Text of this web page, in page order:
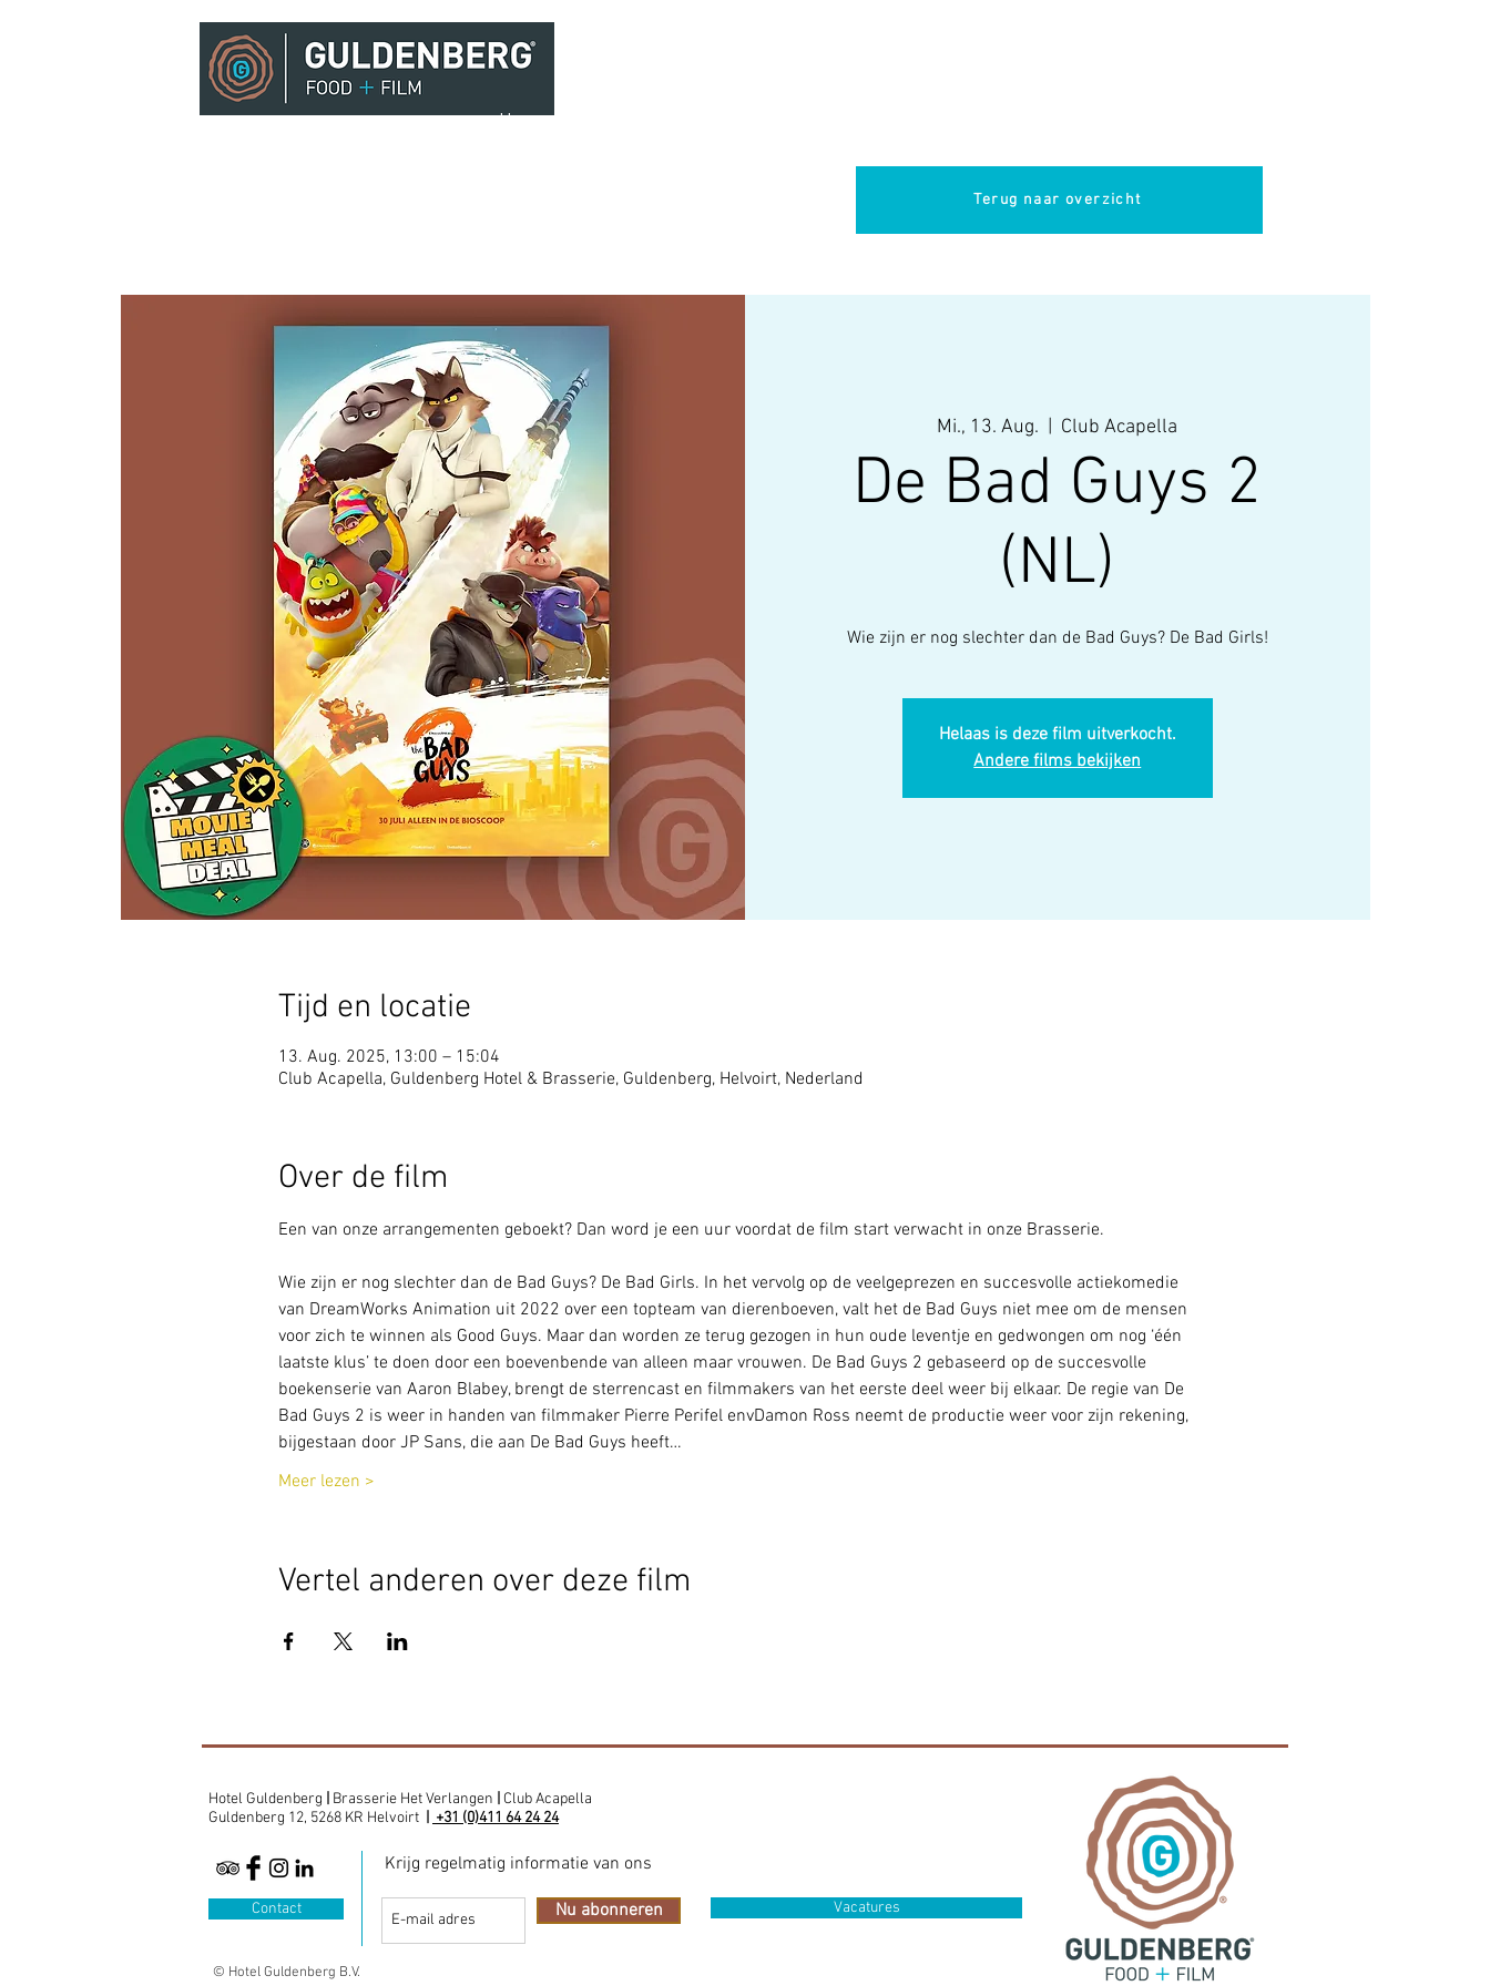
Home
Terug naar overzicht
Mi., 13. Aug.
  |
Club Acapella
De Bad Guys 2
(NL)
Wie zijn er nog slechter dan de Bad Guys? De Bad Girls!
Helaas is deze film uitverkocht.
Andere films bekijken
Tijd en locatie
13. Aug. 2025, 13:00 – 15:04
Club Acapella, Guldenberg Hotel & Brasserie, Guldenberg, Helvoirt, Nederland
Over de film
Een van onze arrangementen geboekt? Dan word je een uur voordat de film start verwacht in onze Brasserie.
Wie zijn er nog slechter dan de Bad Guys? De Bad Girls. In het vervolg op de veelgeprezen en succesvolle actiekomedie
van DreamWorks Animation uit 2022 over een topteam van dierenboeven, valt het de Bad Guys niet mee om de mensen
voor zich te winnen als Good Guys. Maar dan worden ze terug gezogen in hun oude leventje en gedwongen om nog ‘één
laatste klus’ te doen door een boevenbende van alleen maar vrouwen. De Bad Guys 2 gebaseerd op de succesvolle
boekenserie van Aaron Blabey, brengt de sterrencast en filmmakers van het eerste deel weer bij elkaar. De regie van De
Bad Guys 2 is weer in handen van filmmaker Pierre Perifel envDamon Ross neemt de productie weer voor zijn rekening,
bijgestaan door JP Sans, die aan De Bad Guys heeft…
Meer lezen >
Vertel anderen over deze film
Hotel Guldenberg Brasserie Het Verlangen
Club Acapella
Guldenberg 12, 5268 KR Helvoirt
+31 (0)411 64 24 24
Contact
Krijg regelmatig informatie van ons
Nu abonneren Vacatures
© Hotel Guldenberg B.V.